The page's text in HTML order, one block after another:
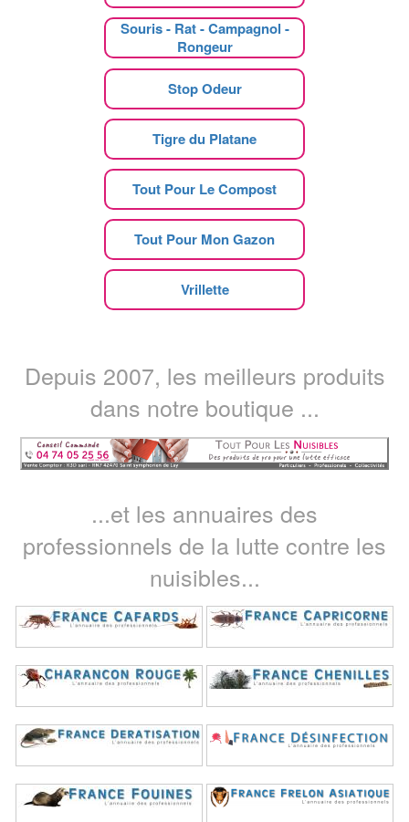
Souris - Rat - Campagnol -
Rongeur
Stop Odeur
Tigre du Platane
Tout Pour Le Compost
Tout Pour Mon Gazon
Vrillette
Depuis 2007, les meilleurs produits
dans notre boutique ...
...et les annuaires des
professionnels de la lutte contre les
nuisibles...